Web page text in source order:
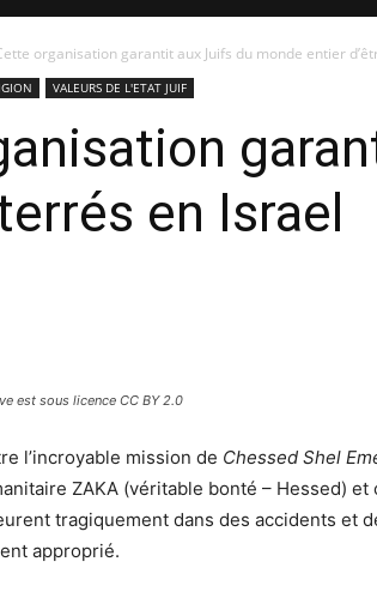
organisation garantit aux Juifs du monde entier
VALEURS DE L'ETAT JUIF
en Israel
est sous licence CC BY 2.0
l’incroyable mission de Chessed Shel
ZAKA (véritable bonté – Hessed) et
tragiquement dans des accidents et
approprié.